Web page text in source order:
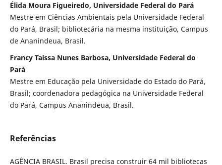
Élida Moura Figueiredo, Universidade Federal do Pará
Mestre em Ciências Ambientais pela Universidade Federal
do Pará, Brasil; bibliotecária na mesma instituição, Campus
de Ananindeua, Brasil.
Francy Taissa Nunes Barbosa, Universidade Federal do
Pará
Mestre em Educação pela Universidade do Estado do Pará,
Brasil; coordenadora pedagógica na Universidade Federal
do Pará, Campus Ananindeua, Brasil.
Referências
AGÊNCIA BRASIL. Brasil precisa construir 64 mil bibliotecas